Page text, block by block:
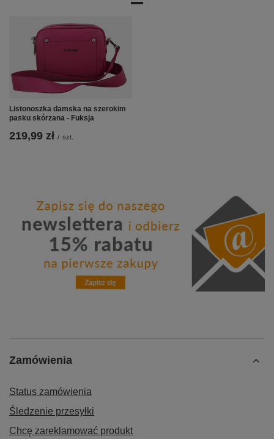
Listonoszka damska na szerokim
pasku skórzana - Fuksja
219,99 zł / szt.
Zamówienia
Status zamówienia
Śledzenie przesyłki
Chcę zareklamować produkt